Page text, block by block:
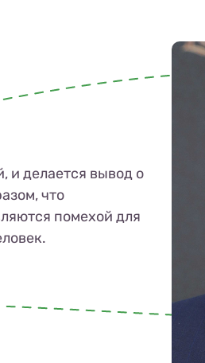
и делается вывод о
что
помехой для